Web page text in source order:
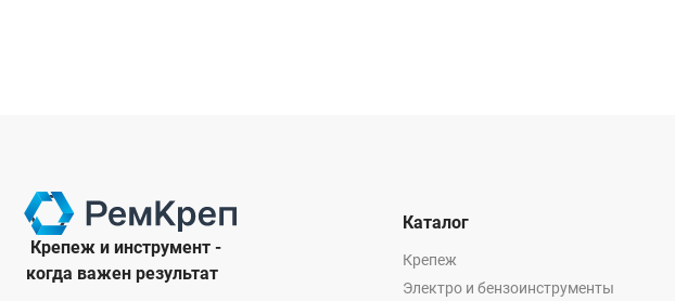
Крепеж и инструмент -
когда важен результат
Каталог
Крепеж
Электро и бензоинструменты